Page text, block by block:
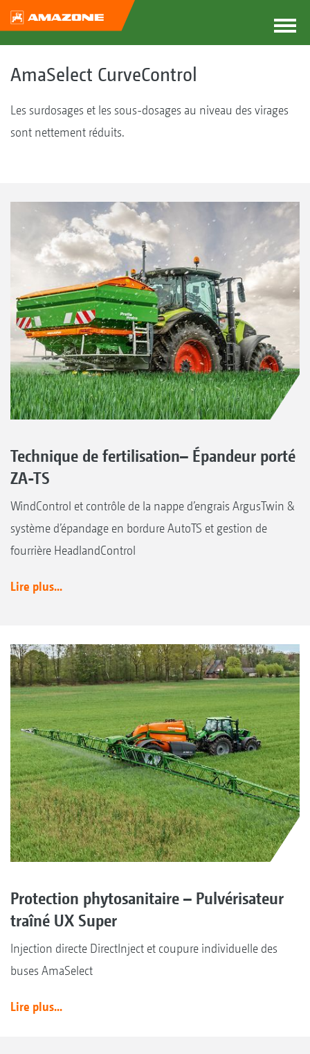
AmaSelect CurveControl
Les surdosages et les sous-dosages au niveau des virages
sont nettement réduits.
Technique de fertilisation– Épandeur porté
ZA-TS
WindControl et contrôle de la nappe d’engrais ArgusTwin &
système d’épandage en bordure AutoTS et gestion de
fourrière HeadlandControl
Lire plus...
Protection phytosanitaire – Pulvérisateur
traîné UX Super
Injection directe DirectInject et coupure individuelle des
buses AmaSelect
Lire plus...